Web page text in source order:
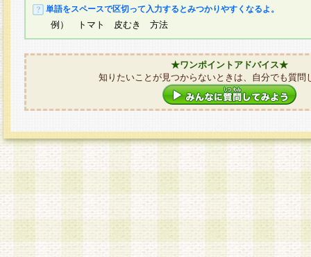
単語をスペースで区切って入力するとみつかりやすくなるよ。
例） トマト 皮むき 方法
★ワンポイントアドバイス★
知りたいことが見つからないときは、自分でも質問